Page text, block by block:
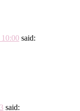
10:00 said:
said: